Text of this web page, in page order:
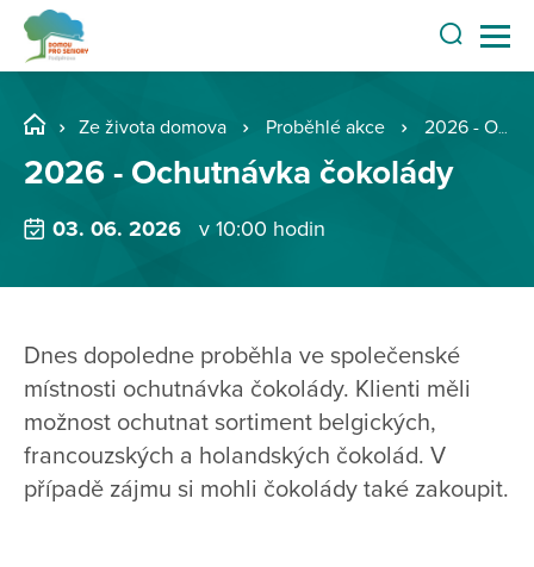
Ze života domova Proběhlé akce 2026 - Ochutnávka čokolády
2026 - Ochutnávka čokolády
03. 06. 2026 v 10:00 hodin
Dnes dopoledne proběhla ve společenské
místnosti ochutnávka čokolády. Klienti měli
možnost ochutnat sortiment belgických,
francouzských a holandských čokolád. V
případě zájmu si mohli čokolády také zakoupit.